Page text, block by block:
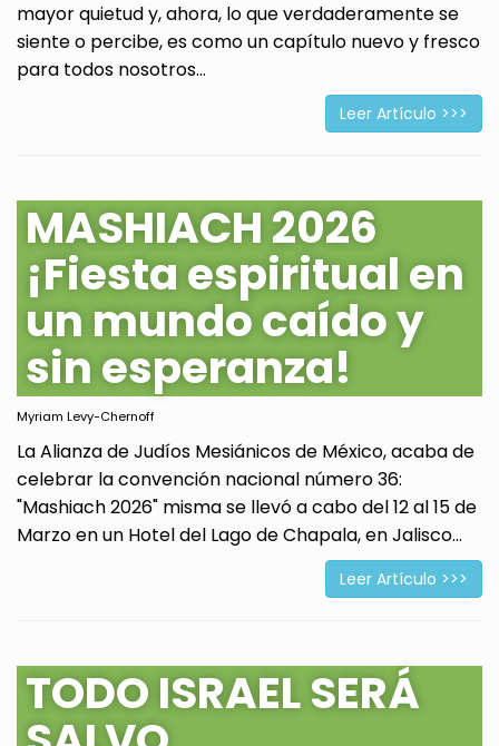
mayor quietud y, ahora, lo que verdaderamente se
siente o percibe, es como un capítulo nuevo y fresco
para todos nosotros...
Leer Artículo >>>
MASHIACH 2026
¡Fiesta espiritual en
un mundo caído y
sin esperanza!
Myriam Levy-Chernoff
La Alianza de Judíos Mesiánicos de México, acaba de
celebrar la convención nacional número 36:
"Mashiach 2026" misma se llevó a cabo del 12 al 15 de
Marzo en un Hotel del Lago de Chapala, en Jalisco...
Leer Artículo >>>
TODO ISRAEL SERÁ